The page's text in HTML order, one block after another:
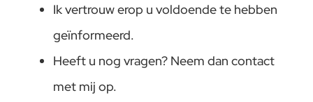
Ik vertrouw erop u voldoende te hebben
geïnformeerd.
Heeft u nog vragen? Neem dan contact
met mij op.